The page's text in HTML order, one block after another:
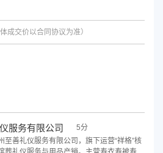
体成交价以合同协议为准）
服务有限公司
5分
至善礼仪服务有限公司，旗下运营“祥格”核